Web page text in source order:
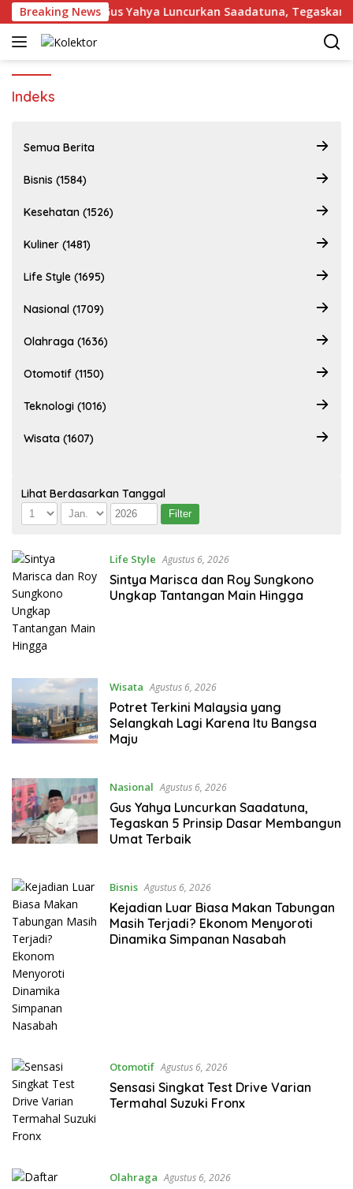
Langsung
ke
konten
Breaking News
Maju Gus Yahya Luncurkan Saadatuna, Tegaskan 5
Indeks
Semua Berita
Bisnis (1584)
Kesehatan (1526)
Kuliner (1481)
Life Style (1695)
Nasional (1709)
Olahraga (1636)
Otomotif (1150)
Teknologi (1016)
Wisata (1607)
Lihat Berdasarkan Tanggal
Life Style Agustus 6, 2026
Sintya Marisca dan Roy Sungkono
Ungkap Tantangan Main Hingga
Wisata Agustus 6, 2026
Potret Terkini Malaysia yang
Selangkah Lagi Karena Itu Bangsa
Maju
Nasional Agustus 6, 2026
Gus Yahya Luncurkan Saadatuna,
Tegaskan 5 Prinsip Dasar Membangun
Umat Terbaik
Bisnis Agustus 6, 2026
Kejadian Luar Biasa Makan Tabungan
Masih Terjadi? Ekonom Menyoroti
Dinamika Simpanan Nasabah
Otomotif Agustus 6, 2026
Sensasi Singkat Test Drive Varian
Termahal Suzuki Fronx
Olahraga Agustus 6, 2026